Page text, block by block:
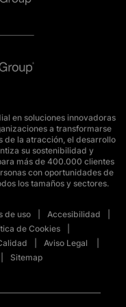
en soluciones innovadoras
a transformarse
de la atracción, el desarrollo
su sostenibilidad y
más de 400.000 clientes
con oportunidades de
los tamaños y sectores.
de uso
Accesibilidad
de Cookies
Aviso Legal
Sitemap